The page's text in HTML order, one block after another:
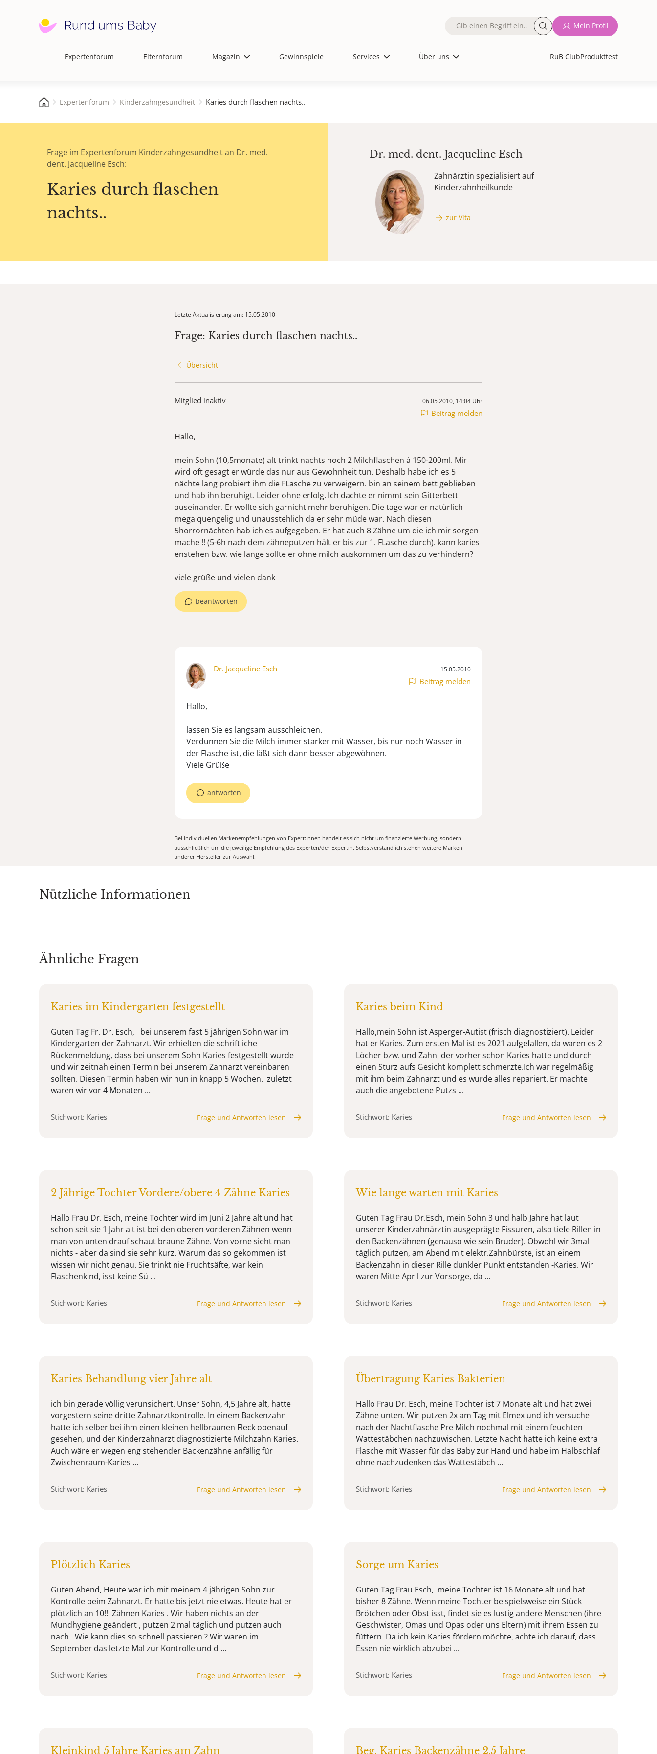
Hauptnavigation
Expertenforum Elternforum Magazin Gewinnspiele Services Über uns RuB ClubProdukttest
Fulltext
Mein Profil
Expertenforum Kinderzahngesundheit Karies durch flaschen nachts..
Frage im Expertenforum Kinderzahngesundheit an Dr. med.
dent. Jacqueline Esch:
Karies durch flaschen
nachts..
Dr. med. dent. Jacqueline Esch
Zahnärztin spezialisiert auf
Kinderzahnheilkunde
zur Vita
Letzte Aktualisierung am: 15.05.2010
Frage: Karies durch flaschen nachts..
Übersicht
Mitglied inaktiv 06.05.2010, 14:04 Uhr
Beitrag melden
Hallo,
mein Sohn (10,5monate) alt trinkt nachts noch 2 Milchflaschen à 150-200ml. Mir
wird oft gesagt er würde das nur aus Gewohnheit tun. Deshalb habe ich es 5
nächte lang probiert ihm die FLasche zu verweigern. bin an seinem bett geblieben
und hab ihn beruhigt. Leider ohne erfolg. Ich dachte er nimmt sein Gitterbett
auseinander. Er wollte sich garnicht mehr beruhigen. Die tage war er natürlich
mega quengelig und unausstehlich da er sehr müde war. Nach diesen
5horrornächten hab ich es aufgegeben. Er hat auch 8 Zähne um die ich mir sorgen
mache !! (5-6h nach dem zähneputzen hält er bis zur 1. FLasche durch). kann karies
enstehen bzw. wie lange sollte er ohne milch auskommen um das zu verhindern?
viele grüße und vielen dank
beantworten
Dr. Jacqueline Esch 15.05.2010
Beitrag melden
Hallo,
lassen Sie es langsam ausschleichen.
Verdünnen Sie die Milch immer stärker mit Wasser, bis nur noch Wasser in
der Flasche ist, die läßt sich dann besser abgewöhnen.
Viele Grüße
antworten
Bei individuellen Markenempfehlungen von Expert:Innen handelt es sich nicht um finanzierte Werbung, sondern
ausschließlich um die jeweilige Empfehlung des Experten/der Expertin. Selbstverständlich stehen weitere Marken
anderer Hersteller zur Auswahl.
Nützliche Informationen
Ähnliche Fragen
Karies im Kindergarten festgestellt
Guten Tag Fr. Dr. Esch, bei unserem fast 5 jährigen Sohn war im
Kindergarten der Zahnarzt. Wir erhielten die schriftliche
Rückenmeldung, dass bei unserem Sohn Karies festgestellt wurde
und wir zeitnah einen Termin bei unserem Zahnarzt vereinbaren
sollten. Diesen Termin haben wir nun in knapp 5 Wochen. zuletzt
waren wir vor 4 Monaten ...
Stichwort: Karies Frage und Antworten lesen
Karies beim Kind
Hallo,mein Sohn ist Asperger-Autist (frisch diagnostiziert). Leider
hat er Karies. Zum ersten Mal ist es 2021 aufgefallen, da waren es 2
Löcher bzw. und Zahn, der vorher schon Karies hatte und durch
einen Sturz aufs Gesicht komplett schmerzte.Ich war regelmäßig
mit ihm beim Zahnarzt und es wurde alles repariert. Er machte
auch die angebotene Putzs ...
Stichwort: Karies Frage und Antworten lesen
2 Jährige Tochter Vordere/obere 4 Zähne Karies
Hallo Frau Dr. Esch, meine Tochter wird im Juni 2 Jahre alt und hat
schon seit sie 1 Jahr alt ist bei den oberen vorderen Zähnen wenn
man von unten drauf schaut braune Zähne. Von vorne sieht man
nichts - aber da sind sie sehr kurz. Warum das so gekommen ist
wissen wir nicht genau. Sie trinkt nie Fruchtsäfte, war kein
Flaschenkind, isst keine Sü ...
Stichwort: Karies Frage und Antworten lesen
Wie lange warten mit Karies
Guten Tag Frau Dr.Esch, mein Sohn 3 und halb Jahre hat laut
unserer Kinderzahnärztin ausgeprägte Fissuren, also tiefe Rillen in
den Backenzähnen (genauso wie sein Bruder). Obwohl wir 3mal
täglich putzen, am Abend mit elektr.Zahnbürste, ist an einem
Backenzahn in dieser Rille dunkler Punkt entstanden -Karies. Wir
waren Mitte April zur Vorsorge, da ...
Stichwort: Karies Frage und Antworten lesen
Karies Behandlung vier Jahre alt
ich bin gerade völlig verunsichert. Unser Sohn, 4,5 Jahre alt, hatte
vorgestern seine dritte Zahnarztkontrolle. In einem Backenzahn
hatte ich selber bei ihm einen kleinen hellbraunen Fleck obenauf
gesehen, und der Kinderzahnarzt diagnostizierte Milchzahn Karies.
Auch wäre er wegen eng stehender Backenzähne anfällig für
Zwischenraum-Karies ...
Stichwort: Karies Frage und Antworten lesen
Übertragung Karies Bakterien
Hallo Frau Dr. Esch, meine Tochter ist 7 Monate alt und hat zwei
Zähne unten. Wir putzen 2x am Tag mit Elmex und ich versuche
nach der Nachtflasche Pre Milch nochmal mit einem feuchten
Wattestäbchen nachzuwischen. Letzte Nacht hatte ich keine extra
Flasche mit Wasser für das Baby zur Hand und habe im Halbschlaf
ohne nachzudenken das Wattestäbch ...
Stichwort: Karies Frage und Antworten lesen
Plötzlich Karies
Guten Abend, Heute war ich mit meinem 4 jährigen Sohn zur
Kontrolle beim Zahnarzt. Er hatte bis jetzt nie etwas. Heute hat er
plötzlich an 10!!! Zähnen Karies . Wir haben nichts an der
Mundhygiene geändert , putzen 2 mal täglich und putzen auch
nach . Wie kann dies so schnell passieren ? Wir waren im
September das letzte Mal zur Kontrolle und d ...
Stichwort: Karies Frage und Antworten lesen
Sorge um Karies
Guten Tag Frau Esch, meine Tochter ist 16 Monate alt und hat
bisher 8 Zähne. Wenn meine Tochter beispielsweise ein Stück
Brötchen oder Obst isst, findet sie es lustig andere Menschen (ihre
Geschwister, Omas und Opas oder uns Eltern) mit ihrem Essen zu
füttern. Da ich kein Karies fördern möchte, achte ich darauf, dass
Essen nie wirklich abzubei ...
Stichwort: Karies Frage und Antworten lesen
Kleinkind 5 Jahre Karies am Zahn Beg. Karies Backenzähne 2.5 Jahre